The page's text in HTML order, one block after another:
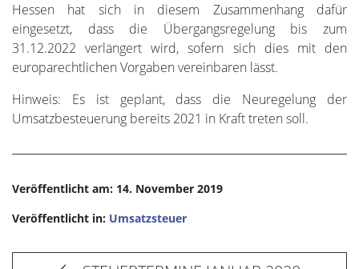
Hessen hat sich in diesem Zusammenhang dafür
eingesetzt, dass die Übergangsregelung bis zum
31.12.2022 verlängert wird, sofern sich dies mit den
europarechtlichen Vorgaben vereinbaren lässt.
Hinweis: Es ist geplant, dass die Neuregelung der
Umsatzbesteuerung bereits 2021 in Kraft treten soll.
Veröffentlicht am: 14. November 2019
Veröffentlicht in: Umsatzsteuer